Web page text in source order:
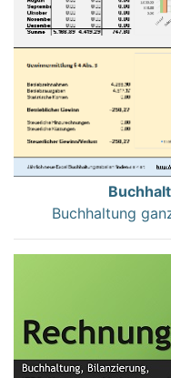
Buchhaltung